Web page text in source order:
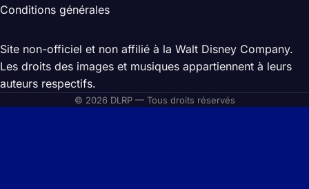
Conditions générales
Site non-officiel et non affilié à la Walt Disney Company.
Les droits des images et musiques appartiennent à leurs
auteurs respectifs.
© 2026 DLRP — Tous droits réservés